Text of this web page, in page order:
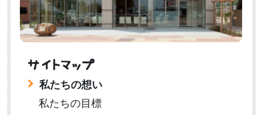
サイトマップ
私たちの想い
私たちの目標